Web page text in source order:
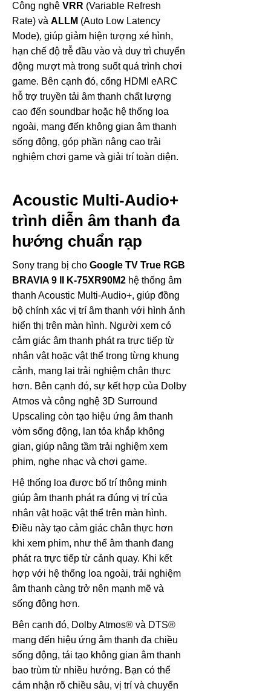
Công nghệ VRR (Variable Refresh
Rate) và ALLM (Auto Low Latency
Mode), giúp giảm hiện tượng xé hình,
hạn chế độ trễ đầu vào và duy trì chuyển
động mượt mà trong suốt quá trình chơi
game. Bên cạnh đó, cổng HDMI eARC
hỗ trợ truyền tải âm thanh chất lượng
cao đến soundbar hoặc hệ thống loa
ngoài, mang đến không gian âm thanh
sống động, góp phần nâng cao trải
nghiệm chơi game và giải trí toàn diện.
Acoustic Multi-Audio+
trình diễn âm thanh đa
hướng chuẩn rạp
Sony trang bị cho Google TV True RGB
BRAVIA 9 II K-75XR90M2 hệ thống âm
thanh Acoustic Multi-Audio+, giúp đồng
bộ chính xác vị trí âm thanh với hình ảnh
hiển thị trên màn hình. Người xem có
cảm giác âm thanh phát ra trực tiếp từ
nhân vật hoặc vật thể trong từng khung
cảnh, mang lại trải nghiệm chân thực
hơn. Bên cạnh đó, sự kết hợp của Dolby
Atmos và công nghệ 3D Surround
Upscaling còn tạo hiệu ứng âm thanh
vòm sống động, lan tỏa khắp không
gian, giúp nâng tầm trải nghiệm xem
phim, nghe nhạc và chơi game.
Hệ thống loa được bố trí thông minh
giúp âm thanh phát ra đúng vị trí của
nhân vật hoặc vật thể trên màn hình.
Điều này tạo cảm giác chân thực hơn
khi xem phim, như thể âm thanh đang
phát ra trực tiếp từ cảnh quay. Khi kết
hợp với hệ thống loa ngoài, trải nghiệm
âm thanh càng trở nên mạnh mẽ và
sống động hơn.
Bên cạnh đó, Dolby Atmos® và DTS®
mang đến hiệu ứng âm thanh đa chiều
sống động, tái tạo không gian âm thanh
bao trùm từ nhiều hướng. Bạn có thể
cảm nhận rõ chiều sâu, vị trí và chuyển